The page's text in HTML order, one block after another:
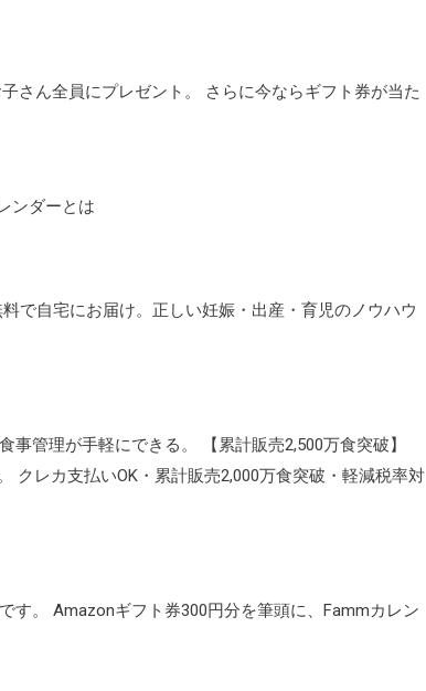
さん全員にプレゼント。 さらに今ならギフト券が当た
ンダーとは
で自宅にお届け。正しい妊娠・出産・育児のノウハウ
管理が手軽にできる。 【累計販売2,500万食突破】
クレカ支払いOK・累計販売2,000万食突破・軽減税率対
す。 Amazonギフト券300円分を筆頭に、Fammカレン